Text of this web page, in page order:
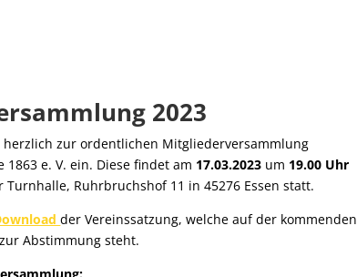
2023
herzlich zur ordentlichen Mitgliederversammlung
e. V. ein. Diese findet am 17.03.2023 um 19.00 Uhr
Ruhrbruchshof 11 in 45276 Essen statt.
der Vereinssatzung, welche auf der kommenden
Abstimmung steht.